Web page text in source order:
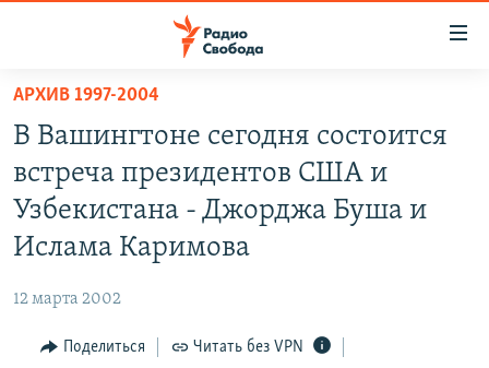
упрощенного
доступа
основному
содержанию
навигации
АВТОРСКИЕ ПРОЕКТЫ
ЦИТАТЫ СВОБОДЫ
КУЛЬТУРА
IDEL.РЕАЛИИ
АРХИВ 1997-2004
В Вашингтоне сегодня состоится
встреча президентов США и
Узбекистана - Джорджа Буша и
Ислама Каримова
12 марта 2002
Поделиться Читать без VPN